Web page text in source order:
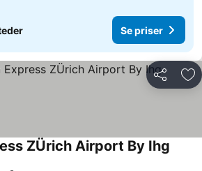
Se priser
Del
ZÜrich Airport By Ihg